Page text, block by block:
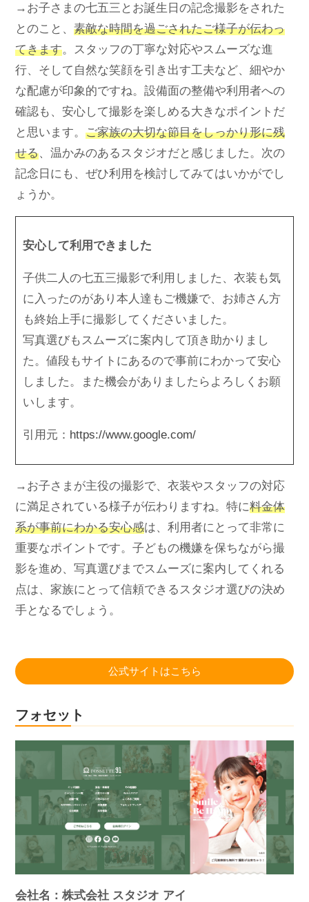
→お子さまの七五三とお誕生日の記念撮影をされた
とのこと、 素敵な時間を過ごされたご様子が伝わっ
てきます。スタッフの丁寧な対応やスムーズな進
行、そして自然な笑顔を引き出す工夫など、細やか
な配慮が印象的ですね。設備面の整備や利用者への
確認も、安心して撮影を楽しめる大きなポイントだ
と思います。 ご家族の大切な節目をしっかり形に残
せる、温かみのあるスタジオだと感じました。次の
記念日にも、ぜひ利用を検討してみてはいかがでし
ょうか。
安心して利用できました
子供二人の七五三撮影で利用しました、衣装も気
に入ったのがあり本人達もご機嫌で、お姉さん方
も終始上手に撮影してくださいました。
写真選びもスムーズに案内して頂き助かりまし
た。値段もサイトにあるので事前にわかって安心
しました。また機会がありましたらよろしくお願
いします。
引用元： https://www.google.com/
→お子さまが主役の撮影で、衣装やスタッフの対応
に満足されている様子が伝わりますね。特に料金体
系が事前にわかる安心感は、利用者にとって非常に
重要なポイントです。子どもの機嫌を保ちながら撮
影を進め、写真選びまでスムーズに案内してくれる
点は、家族にとって信頼できるスタジオ選びの決め
手となるでしょう。
公式サイトはこちら
フォセット
会社名：株式会社 スタジオ アイ